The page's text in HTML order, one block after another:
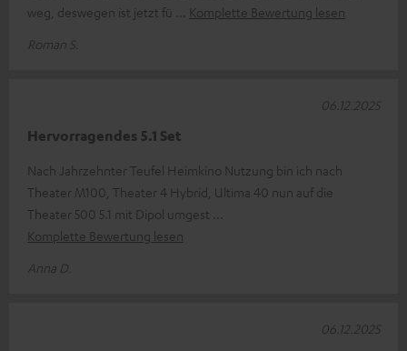
weg, deswegen ist jetzt fü
Komplette Bewertung lesen
Roman S.
Hervorragendes 5.1 Set
Nach Jahrzehnter Teufel Heimkino Nutzung bin ich nach
Theater M100, Theater 4 Hybrid, Ultima 40 nun auf die
Theater 500 5.1 mit Dipol umgest
Komplette Bewertung lesen
Anna D.
06.12.2025
06.12.2025